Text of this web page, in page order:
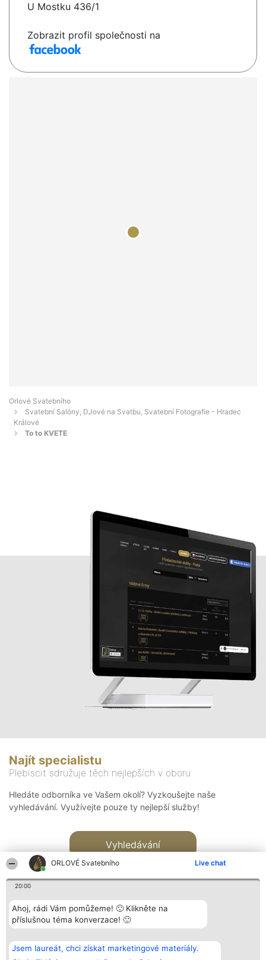
ORLOVÉ Svatebního Live chat
20:00
Ahoj, rádi Vám pomůžeme! 🙂 Klikněte na
příslušnou téma konverzace! 🙂
Jsem laureát, chci získat marketingové materiály.
U Mostku 436/1
Zobrazit profil společnosti na
Orlové Svatebního
Svatební Salóny, DJové na Svatbu, Svatební Fotografie - Hradec
Králové
To to KVETE
Najít specialistu
Plebiscit sdružuje těch nejlepších v oboru
Hledáte odborníka ve Vašem okolí? Vyzkoušejte naše
vyhledávání. Využívejte pouze ty nejlepší služby!
Vyhledávání
Bright Side Solutions sp. z o.
o. sp. k.
ul. Ruska 22
Vítězové
Seznam všech
laureátů
Kontakt